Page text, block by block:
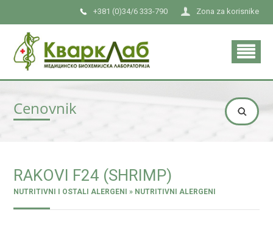
Zona za korisnike
+381 (0)34/6 333-790
Cenovnik
RAKOVI F24 (SHRIMP)
NUTRITIVNI I OSTALI ALERGENI » NUTRITIVNI ALERGENI